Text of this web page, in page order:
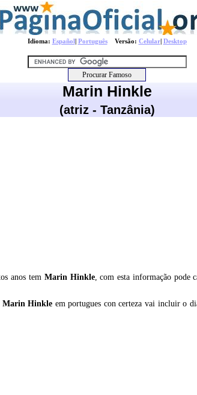
Idioma: Español| PortuguêsVersão: Celular| Desktop
Marin Hinkle
(atriz - Tanzânia)
anos tem Marin Hinkle, com esta informação pode
Marin Hinkle em portugues con certeza vai incluir o